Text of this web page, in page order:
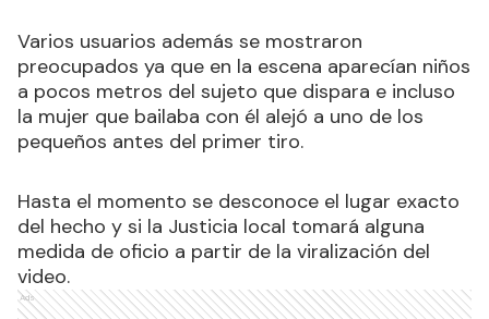
Varios usuarios además se mostraron
preocupados ya que en la escena aparecían niños
a pocos metros del sujeto que dispara e incluso
la mujer que bailaba con él alejó a uno de los
pequeños antes del primer tiro.
Hasta el momento se desconoce el lugar exacto
del hecho y si la Justicia local tomará alguna
medida de oficio a partir de la viralización del
video.
Ads